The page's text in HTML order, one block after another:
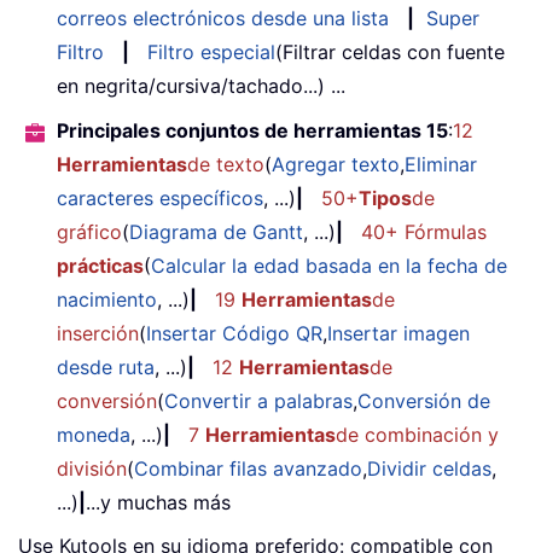
correos electrónicos desde una lista
Super
Filtro
Filtro especial(Filtrar celdas con fuente
en negrita/cursiva/tachado...) ...
Principales conjuntos de herramientas 15:12
Herramientasde texto(Agregar texto,Eliminar
caracteres específicos, ...) 50+Tiposde
gráfico(Diagrama de Gantt, ...)
40+ Fórmulas
prácticas(Calcular la edad basada en la fecha de
nacimiento, ...) 19 Herramientasde
inserción(Insertar Código QR,Insertar imagen
desde ruta, ...) 12 Herramientasde
conversión(Convertir a palabras,Conversión de
moneda, ...) 7 Herramientasde combinación y
división(Combinar filas avanzado,Dividir celdas,
...) ...y muchas más
Use Kutools en su idioma preferido: compatible con